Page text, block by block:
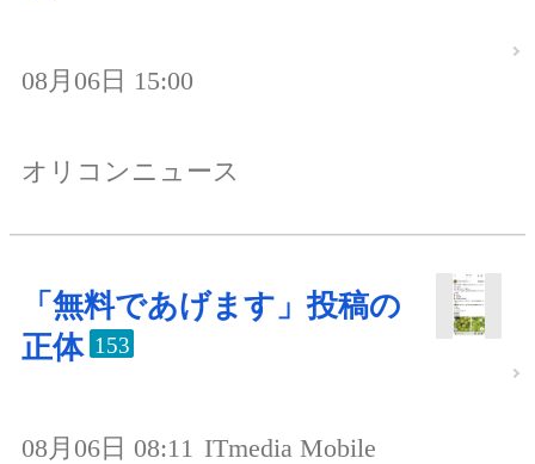
08月06日 15:00
オリコンニュース
「無料であげます」投稿の
正体 153
08月06日 08:11 ITmedia Mobile